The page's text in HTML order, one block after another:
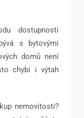
dostupnosti
s bytovými
domů není
chybí i výtah
nemovitosti?